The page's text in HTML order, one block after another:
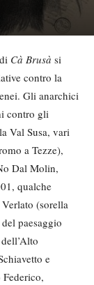
Cà Brusà si
contro la
Gli anarchici
contro gli
Val Susa, vari
a Tezze),
Dal Molin,
qualche
(sorella
paesaggio
e